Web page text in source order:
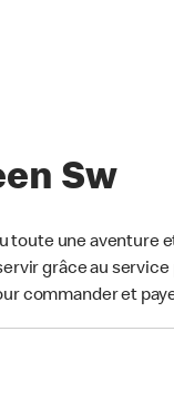
Sw
toute une aventure
grâce au
commander et